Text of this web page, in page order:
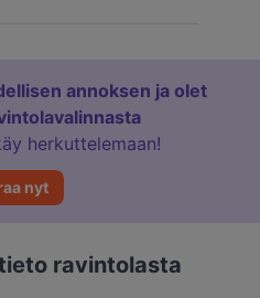
annoksen ja olet
herkuttelemaan!
nyt
ravintolasta